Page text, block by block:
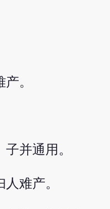
。
并通用。
难产。